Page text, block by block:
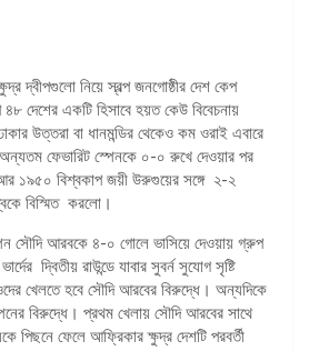
দ্বীপগুলো নিয়ে স্বল্প জনগোষ্ঠীর দেশ কেপ
৪৮ দেশের একটি হিসাবে হয়ত কেউ বিবেচনায়
উত্তরা বা ধানমন্ডির থেকেও কম ওরাই এবারে
ফেভারিট স্পেনকে ০-০ রুখে দেওয়ার পর
১৯৫০ বিশ্বকাপ জয়ী উরুগুয়ের সঙ্গে ২-২
বিস্মিত করলো।
সৌদি আরবকে ৪-০ গোলে ভাসিয়ে দেওয়ায় গ্রুপ
দ্বিতীয় রাউন্ডে যাবার সুবর্ন সুযোগ সৃষ্টি
খেলতে হবে সৌদি আরবের বিরুদ্ধে। অন্যদিকে
বিরুদ্ধে। প্রথম খেলায় সৌদি আরবের সাথে
পিছনে ফেলে আফ্রিকার ক্ষুদ্র দেশটি পরবর্তী